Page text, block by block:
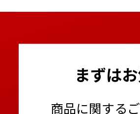
まずは
商品に関する